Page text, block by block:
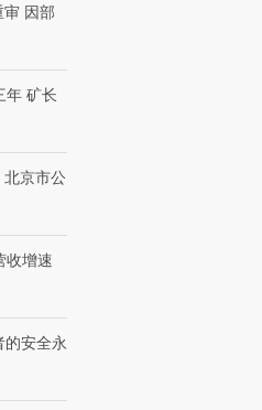
审 因部
年 矿长
北京市公
收增速
安全永